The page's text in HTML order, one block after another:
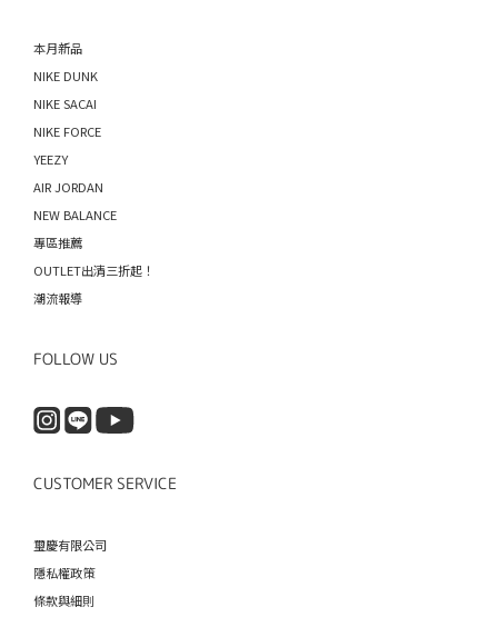
本月新品
NIKE DUNK
NIKE SACAI
NIKE FORCE
YEEZY
AIR JORDAN
NEW BALANCE
專區推薦
OUTLET出清三折起！
潮流報導
FOLLOW US
CUSTOMER SERVICE
璽慶有限公司
隱私權政策
條款與細則